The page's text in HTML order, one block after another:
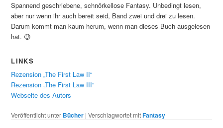
Spannend geschriebene, schnörkellose Fantasy. Unbedingt lesen,
aber nur wenn ihr auch bereit seid, Band zwei und drei zu lesen.
Darum kommt man kaum herum, wenn man dieses Buch ausgelesen
hat. 😉
LINKS
Rezension „The First Law II“
Rezension „The First Law III“
Webseite des Autors
Veröffentlicht unter Bücher |Verschlagwortet mitFantasy